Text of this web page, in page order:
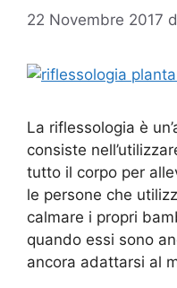
22 Novembre 2017
La riflessologia è
consiste
tutto il corpo per
le persone che
calmare i propri
quando essi sono
ancora adattarsi al